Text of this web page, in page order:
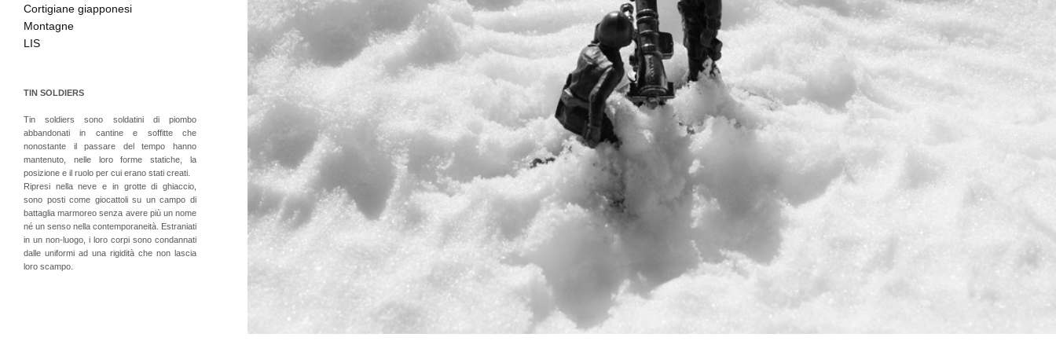
Cortigiane giapponesi
Montagne
LIS
TIN SOLDIERS
Tin soldiers sono soldatini di piombo
abbandonati in cantine e soffitte che
nonostante il passare del tempo hanno
mantenuto, nelle loro forme statiche, la
posizione e il ruolo per cui erano stati creati.
Ripresi nella neve e in grotte di ghiaccio,
sono posti come giocattoli su un campo di
battaglia marmoreo senza avere più un nome
né un senso nella contemporaneità. Estraniati
in un non-luogo, i loro corpi sono condannati
dalle uniformi ad una rigidità che non lascia
loro scampo.